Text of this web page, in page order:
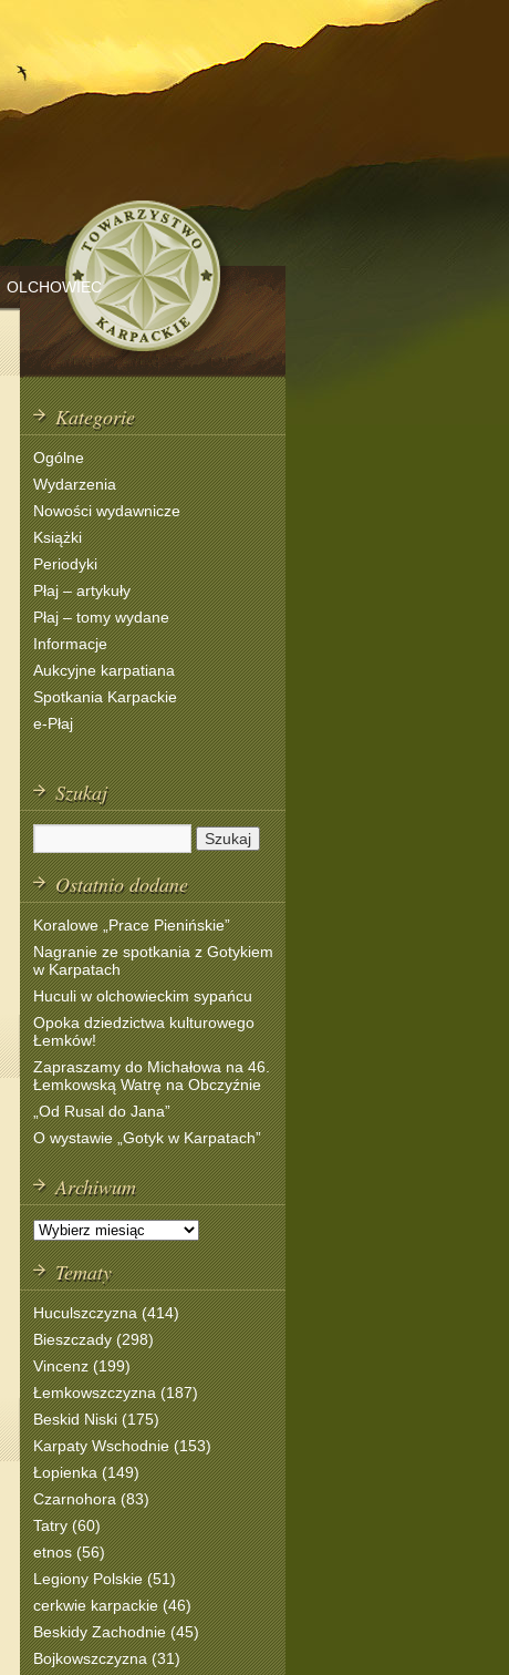
OLCHOWIEC
Kategorie
Ogólne
Wydarzenia
Nowości wydawnicze
Książki
Periodyki
Płaj – artykuły
Płaj – tomy wydane
Informacje
Aukcyjne karpatiana
Spotkania Karpackie
e-Płaj
Szukaj
Ostatnio dodane
Koralowe „Prace Pienińskie”
Nagranie ze spotkania z Gotykiem
w Karpatach
Huculi w olchowieckim sypańcu
Opoka dziedzictwa kulturowego
Łemków!
Zapraszamy do Michałowa na 46.
Łemkowską Watrę na Obczyźnie
„Od Rusal do Jana”
O wystawie „Gotyk w Karpatach”
Archiwum
Tematy
Huculszczyzna (414)
Bieszczady (298)
Vincenz (199)
Łemkowszczyzna (187)
Beskid Niski (175)
Karpaty Wschodnie (153)
Łopienka (149)
Czarnohora (83)
Tatry (60)
etnos (56)
Legiony Polskie (51)
cerkwie karpackie (46)
Beskidy Zachodnie (45)
Bojkowszczyzna (31)